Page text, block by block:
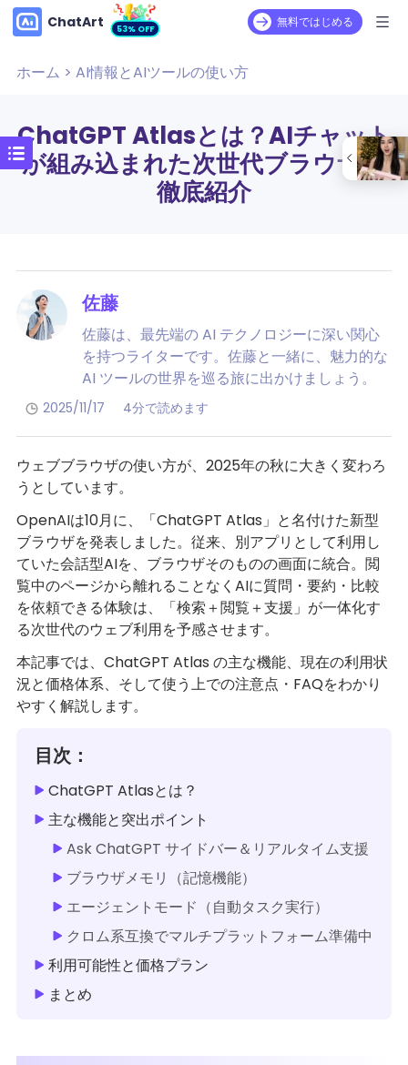
ChatArt 53% OFF 無料ではじめる
ホーム > AI情報とAIツールの使い方
ChatGPT Atlasとは？AIチャット
が組み込まれた次世代ブラウザを
徹底紹介
佐藤
佐藤は、最先端の AI テクノロジーに深い関心
を持つライターです。佐藤と一緒に、魅力的な
AI ツールの世界を巡る旅に出かけましょう。
2025/11/17 4分で読めます
ウェブブラウザの使い方が、2025年の秋に大きく変わろ
うとしています。
OpenAIは10月に、「ChatGPT Atlas」と名付けた新型
ブラウザを発表しました。従来、別アプリとして利用し
ていた会話型AIを、ブラウザそのものの画面に統合。閲
覧中のページから離れることなくAIに質問・要約・比較
を依頼できる体験は、「検索＋閲覧＋支援」が一体化す
る次世代のウェブ利用を予感させます。
本記事では、ChatGPT Atlas の主な機能、現在の利用状
況と価格体系、そして使う上での注意点・FAQをわかり
やすく解説します。
目次：
ChatGPT Atlasとは？
主な機能と突出ポイント
Ask ChatGPT サイドバー＆リアルタイム支援
ブラウザメモリ（記憶機能）
エージェントモード（自動タスク実行）
クロム系互換でマルチプラットフォーム準備中
利用可能性と価格プラン
まとめ